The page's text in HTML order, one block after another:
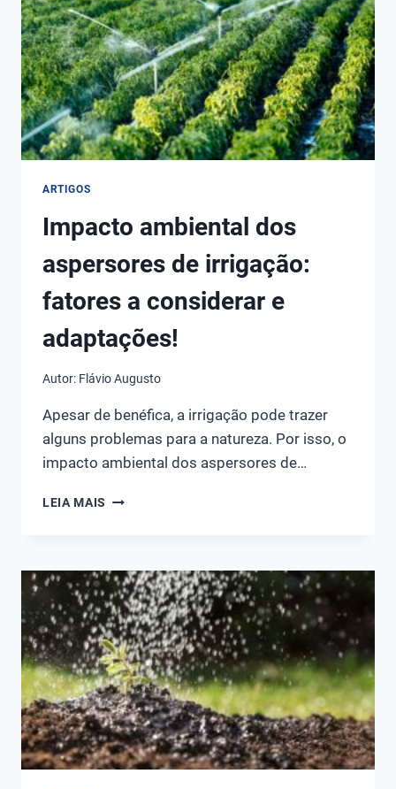
E
PRINCIPAIS
RECOMENDAÇÕES!
ARTIGOS
Impacto ambiental dos
aspersores de irrigação:
fatores a considerar e
adaptações!
Autor: Flávio Augusto
Apesar de benéfica, a irrigação pode trazer
alguns problemas para a natureza. Por isso, o
impacto ambiental dos aspersores de…
LEIA MAIS IMPACTO
DE
IRRIGAÇÃO:
FATORES
A
CONSIDERAR
E
ADAPTAÇÕES!